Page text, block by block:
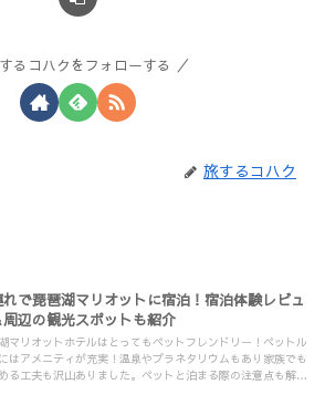
るコハクをフォローする
旅するコハク
で琵琶湖マリオットに宿泊！宿泊体験レビュ
周辺の観光スポットも紹介
マリオットホテルはとってもペットフレンドリー！ペットル
はアメニティが充実！温泉やプラネタリウムもあり家族でも
る工夫も沢山ありました。ペットと泊まる際の注意点も解説